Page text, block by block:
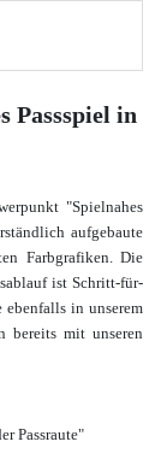
Passspiel in
"Spielnahes
aufgebaute
Farbgrafiken. Die
ist Schritt-für-
ebenfalls in unserem
bereits mit unseren
Passraute"